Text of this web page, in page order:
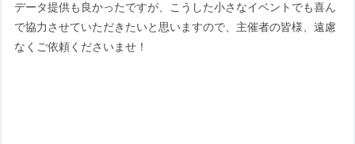
データ提供も良かったですが、こうした小さなイベントでも喜ん
で協力させていただきたいと思いますので、主催者の皆様、遠慮
なくご依頼くださいませ！